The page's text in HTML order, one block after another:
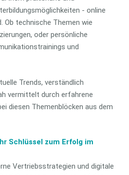
- online
Ob technische Themen wie
oder persönliche
und
Trends, verständlich
vermittelt durch erfahrene
diesen Themenblöcken aus dem
Schlüssel zum Erfolg im
Vertriebsstrategien und digitale